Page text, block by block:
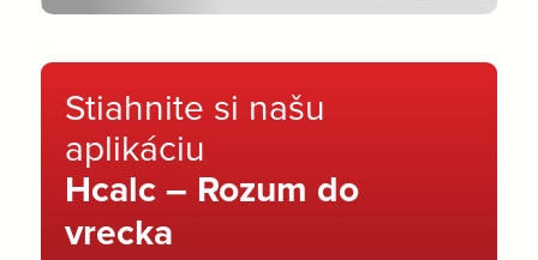
Stiahnite si našu
aplikáciu
Hcalc – Rozum do
vrecka